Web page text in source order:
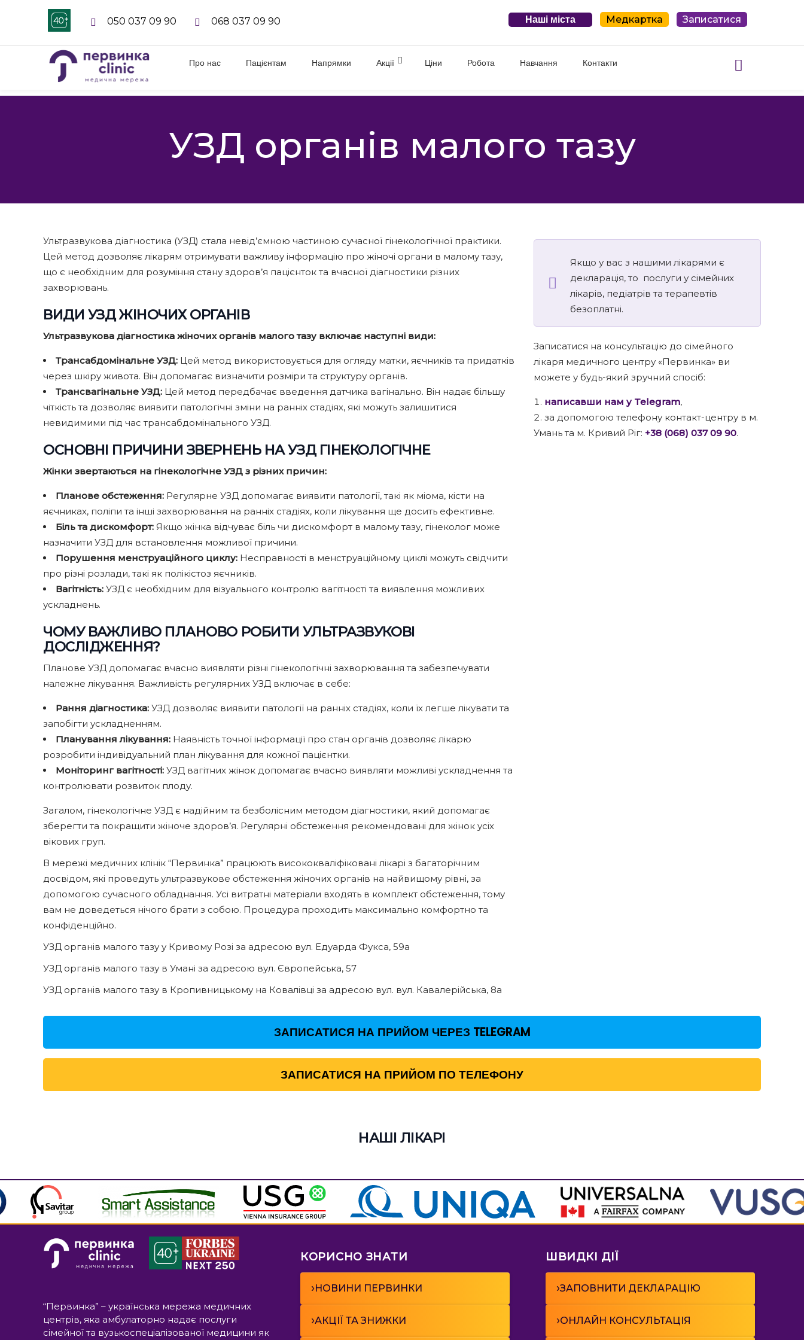
050 037 09 90 068 037 09 90 Наші міста Медкартка Записатися
Про нас Пацієнтам Напрямки Акції Ціни Робота Навчання Контакти
УЗД органів малого тазу
Ультразвукова діагностика (УЗД) стала невід’ємною частиною сучасної гінекологічної практики.
Цей метод дозволяє лікарям отримувати важливу інформацію про жіночі органи в малому тазу,
що є необхідним для розуміння стану здоров’я пацієнток та вчасної діагностики різних
захворювань.
ВИДИ УЗД ЖІНОЧИХ ОРГАНІВ
Ультразвукова діагностика жіночих органів малого тазу включає наступні види:
Трансабдомінальне УЗД: Цей метод використовується для огляду матки, яєчників та придатків
через шкіру живота. Він допомагає визначити розміри та структуру органів.
Трансвагінальне УЗД: Цей метод передбачає введення датчика вагінально. Він надає більшу
чіткість та дозволяє виявити патологічні зміни на ранніх стадіях, які можуть залишитися
невидимими під час трансабдомінального УЗД.
ОСНОВНІ ПРИЧИНИ ЗВЕРНЕНЬ НА УЗД ГІНЕКОЛОГІЧНЕ
Жінки звертаються на гінекологічне УЗД з різних причин:
Планове обстеження: Регулярне УЗД допомагає виявити патології, такі як міома, кісти на
яєчниках, поліпи та інші захворювання на ранніх стадіях, коли лікування ще досить ефективне.
Біль та дискомфорт: Якщо жінка відчуває біль чи дискомфорт в малому тазу, гінеколог може
назначити УЗД для встановлення можливої причини.
Порушення менструаційного циклу: Несправності в менструаційному циклі можуть свідчити
про різні розлади, такі як полікістоз яєчників.
Вагітність: УЗД є необхідним для візуального контролю вагітності та виявлення можливих
ускладнень.
ЧОМУ ВАЖЛИВО ПЛАНОВО РОБИТИ УЛЬТРАЗВУКОВІ
ДОСЛІДЖЕННЯ?
Планове УЗД допомагає вчасно виявляти різні гінекологічні захворювання та забезпечувати
належне лікування. Важливість регулярних УЗД включає в себе:
Рання діагностика: УЗД дозволяє виявити патології на ранніх стадіях, коли їх легше лікувати та
запобігти ускладненням.
Планування лікування: Наявність точної інформації про стан органів дозволяє лікарю
розробити індивідуальний план лікування для кожної пацієнтки.
Моніторинг вагітності: УЗД вагітних жінок допомагає вчасно виявляти можливі ускладнення та
контролювати розвиток плоду.
Загалом, гінекологічне УЗД є надійним та безболісним методом діагностики, який допомагає
зберегти та покращити жіноче здоров’я. Регулярні обстеження рекомендовані для жінок усіх
вікових груп.
В мережі медичних клінік “Первинка” працюють висококваліфіковані лікарі з багаторічним
досвідом, які проведуть ультразвукове обстеження жіночих органів на найвищому рівні, за
допомогою сучасного обладнання. Усі витратні матеріали входять в комплект обстеження, тому
вам не доведеться нічого брати з собою. Процедура проходить максимально комфортно та
конфіденційно.
УЗД органів малого тазу у Кривому Розі за адресою вул. Едуарда Фукса, 59а
УЗД органів малого тазу в Умані за адресою вул. Європейська, 57
УЗД органів малого тазу в Кропивницькому на Ковалівці за адресою вул. вул. Кавалерійська, 8а
Якщо у вас з нашими лікарями є
декларація, то послуги у сімейних
лікарів, педіатрів та терапевтів
безоплатні.
Записатися на консультацію до сімейного
лікаря медичного центру «Первинка» ви
можете у будь-який зручний спосіб:
написавши нам у Telegram,
за допомогою телефону контакт-центру в м.
Умань та м. Кривий Ріг: +38 (068) 037 09 90.
ЗАПИСАТИСЯ НА ПРИЙОМ ЧЕРЕЗ TELEGRAM
ЗАПИСАТИСЯ НА ПРИЙОМ ПО ТЕЛЕФОНУ
НАШІ ЛІКАРІ
“Первинка” – українська мережа медичних
центрів, яка амбулаторно надає послуги
сімейної та вузькоспеціалізованої медицини як
КОРИСНО ЗНАТИ
›НОВИНИ ПЕРВИНКИ
›АКЦІЇ ТА ЗНИЖКИ
ШВИДКІ ДІЇ
›ЗАПОВНИТИ ДЕКЛАРАЦІЮ
›ОНЛАЙН КОНСУЛЬТАЦІЯ